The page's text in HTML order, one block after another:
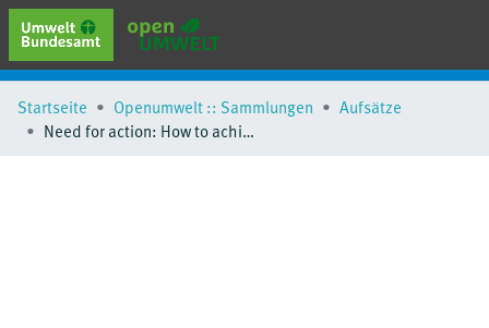
erweiterte Suche
Browse
Startseite Openumwelt :: Sammlungen
Aufsätze
Need for action: How to achieve a greenhouse gas neutral German transport sector